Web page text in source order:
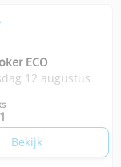
ECO
12 augustus
Bekijk